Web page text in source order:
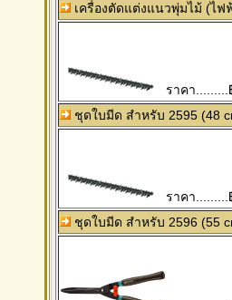
เครื่องตัดแต่งแนวพุ่มไม้ (ไฟ
ราคา.........
ชุดใบมีด สำหรับ 2595 (48
ราคา.........
ชุดใบมีด สำหรับ 2596 (55